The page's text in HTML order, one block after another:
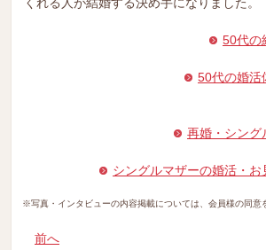
くれる人が結婚する決め手になりました。
50代の
50代の婚活
再婚・シング
シングルマザーの婚活・お
※写真・インタビューの内容掲載については、会員様の同意
前へ